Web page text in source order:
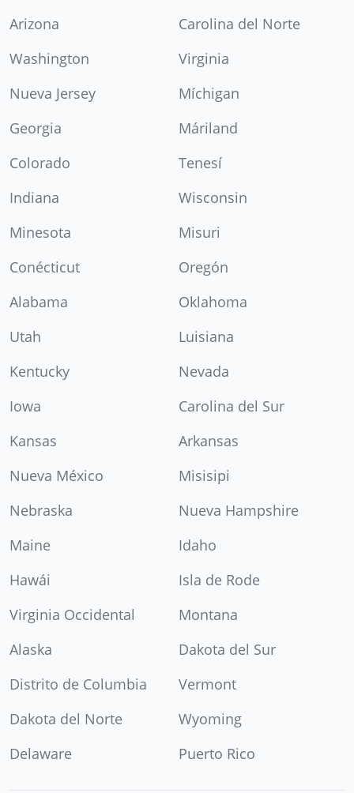
Arizona
Carolina del Norte
Washington
Virginia
Nueva Jersey
Míchigan
Georgia
Máriland
Colorado
Tenesí
Indiana
Wisconsin
Minesota
Misuri
Conécticut
Oregón
Alabama
Oklahoma
Utah
Luisiana
Kentucky
Nevada
Iowa
Carolina del Sur
Kansas
Arkansas
Nueva México
Misisipi
Nebraska
Nueva Hampshire
Maine
Idaho
Hawái
Isla de Rode
Virginia Occidental
Montana
Alaska
Dakota del Sur
Distrito de Columbia
Vermont
Dakota del Norte
Wyoming
Delaware
Puerto Rico